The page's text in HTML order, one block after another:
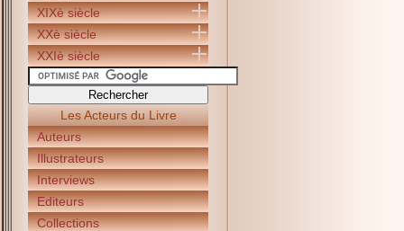
XIXè siècle
XXè siècle
XXIè siècle
Les Acteurs du Livre
Auteurs
Illustrateurs
Interviews
Editeurs
Collections